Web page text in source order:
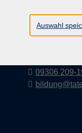
09306 209-
Auswahl